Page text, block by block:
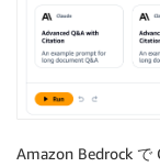
Amazon Bedrock で